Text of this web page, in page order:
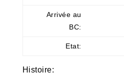
Arrivée au
BC:
Etat:
Histoire: